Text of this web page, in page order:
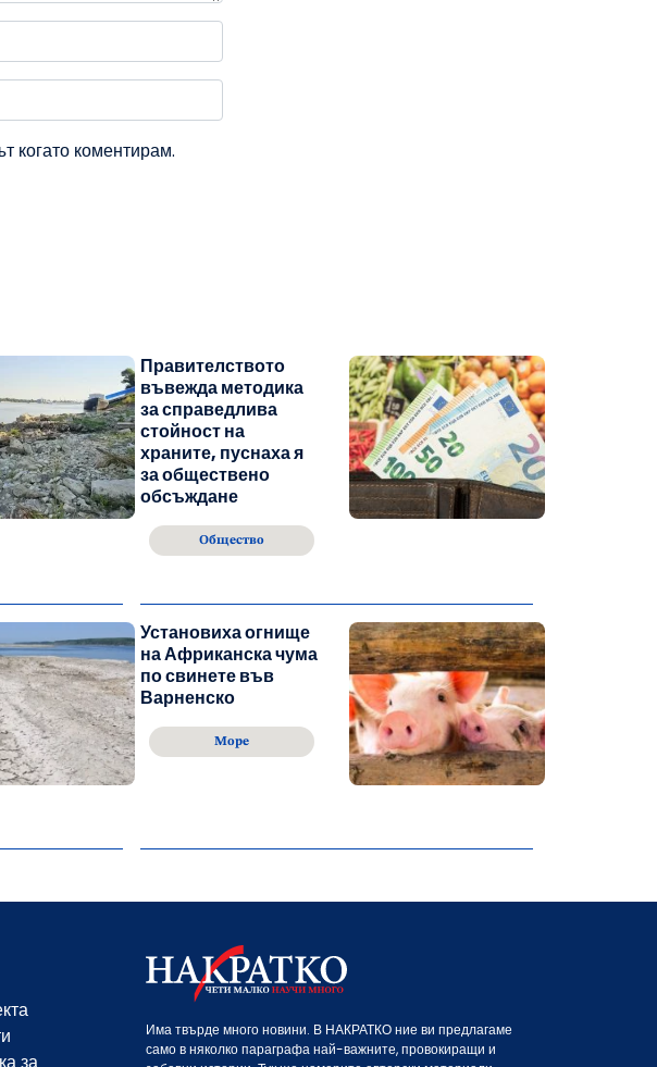
когато коментирам.
Правителството
въвежда методика
за справедлива
стойност на
храните, пуснаха я
за обществено
обсъждане
Общество
Установиха огнище
на Африканска чума
по свинете във
Варненско
Море
за
Има твърде много новини. В НАКРАТКО ние ви предлагаме
само в няколко параграфа най-важните, провокиращи и